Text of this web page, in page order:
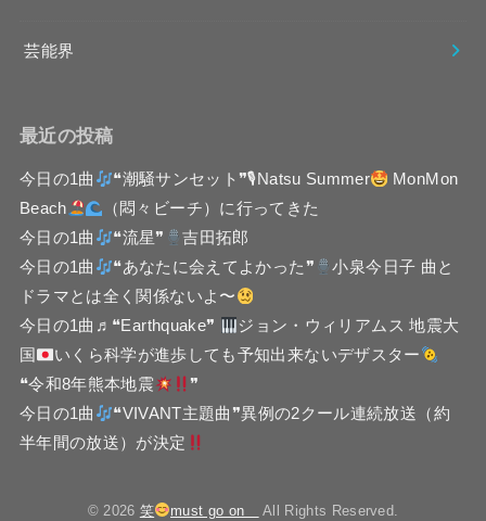
芸能界
最近の投稿
今日の1曲 ❝潮騒サンセット❞🎙Natsu Summer
MonMon
Beach
（悶々ビーチ）に行ってきた
今日の1曲
❝流星❞
吉田拓郎
今日の1曲
❝あなたに会えてよかった❞
小泉今日子 曲と
ドラマとは全く関係ないよ〜
今日の1曲♬❝Earthquake❞
ジョン・ウィリアムス 地震大
国
いくら科学が進歩しても予知出来ないデザスター
❝令和8年熊本地震
❞
今日の1曲
❝VIVANT主題曲❞異例の2クール連続放送（約
半年間の放送）が決定
© 2026 笑 must go on All Rights Reserved.